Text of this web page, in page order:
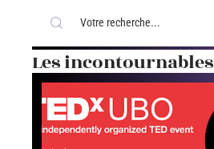
Les incontournables